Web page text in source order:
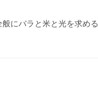
にバラと米と光を求める